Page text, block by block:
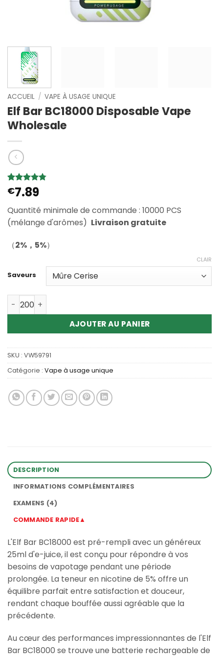
ACCUEIL / VAPE À USAGE UNIQUE
Elf Bar BC18000 Disposable Vape
Wholesale
Noté4.75
sur 5 basé
4
notations
client
€7.89
Quantité minimale de commande : 10000 PCS
(mélange d'arômes) Livraison gratuite
（2%，5%）
Saveurs
CLAIR
Quantité Elf Bar BC18000 Disposable Vape Wholesale
AJOUTER AU PANIER
SKU : VW59791
Catégorie : Vape à usage unique
DESCRIPTION
INFORMATIONS COMPLÉMENTAIRES
EXAMENS (4)
COMMANDE RAPIDE▲
L'Elf Bar BC18000 est pré-rempli avec un généreux
25ml d'e-juice, il est conçu pour répondre à vos
besoins de vapotage pendant une période
prolongée. La teneur en nicotine de 5% offre un
équilibre parfait entre satisfaction et douceur,
rendant chaque bouffée aussi agréable que la
précédente.
Au cœur des performances impressionnantes de l'Elf
Bar BC18000 se trouve une batterie rechargeable de